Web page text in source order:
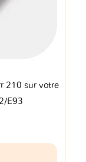
210 sur votre
E93